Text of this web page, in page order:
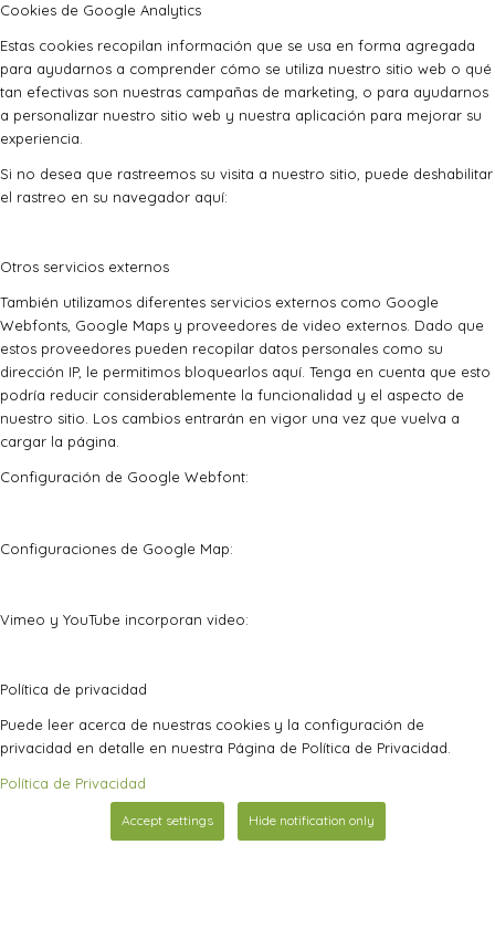
Cookies de Google Analytics
Estas cookies recopilan información que se usa en forma agregada
para ayudarnos a comprender cómo se utiliza nuestro sitio web o qué
tan efectivas son nuestras campañas de marketing, o para ayudarnos
a personalizar nuestro sitio web y nuestra aplicación para mejorar su
experiencia.
Si no desea que rastreemos su visita a nuestro sitio, puede deshabilitar
el rastreo en su navegador aquí:
Otros servicios externos
También utilizamos diferentes servicios externos como Google
Webfonts, Google Maps y proveedores de video externos. Dado que
estos proveedores pueden recopilar datos personales como su
dirección IP, le permitimos bloquearlos aquí. Tenga en cuenta que esto
podría reducir considerablemente la funcionalidad y el aspecto de
nuestro sitio. Los cambios entrarán en vigor una vez que vuelva a
cargar la página.
Configuración de Google Webfont:
Configuraciones de Google Map:
Vimeo y YouTube incorporan video:
Política de privacidad
Puede leer acerca de nuestras cookies y la configuración de
privacidad en detalle en nuestra Página de Política de Privacidad.
Política de Privacidad
Accept settings Hide notification only